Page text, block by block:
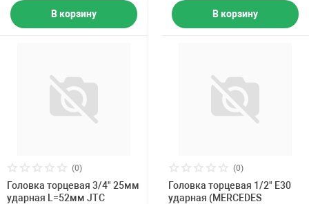
В корзину В корзину
(0)
Головка торцевая 3/4" 25мм
ударная L=52мм JTC
(0)
Головка торцевая 1/2" E30
ударная (MERCEDES